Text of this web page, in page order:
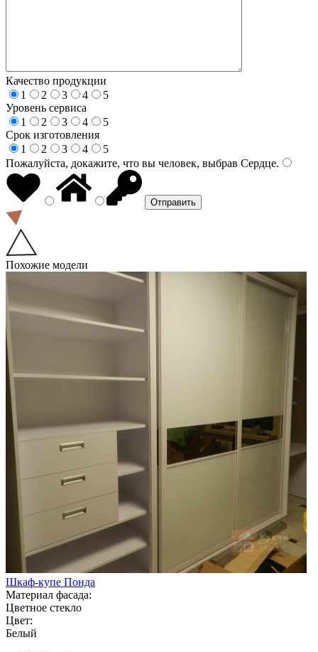
Качество продукции
1
2 3 4
5
Уровень сервиса
1
2 3 4
5
Срок изготовления
1
2 3 4
5
Пожалуйста, докажите, что вы человек, выбрав Сердце.
Похожие модели
Шкаф-купе Понда
Материал фасада:
Цветное стекло
Цвет:
Белый